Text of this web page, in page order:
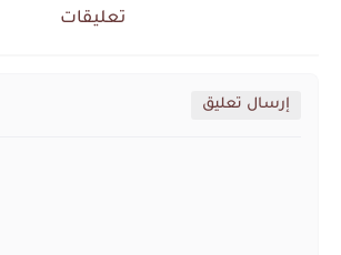
تعليقات
إرسال تعليق